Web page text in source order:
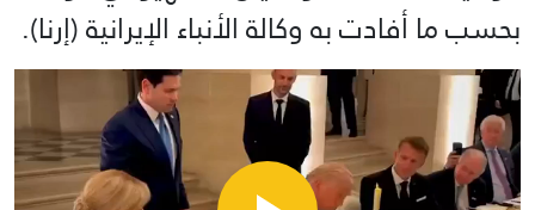
بحسب ما أفادت به وكالة الأنباء الإيرانية (إرنا).